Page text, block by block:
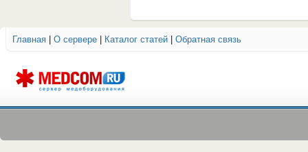
ОБОРУДОВАНИЯ МЕДКОМ
Главная О сервере Каталог статей Обратная связь